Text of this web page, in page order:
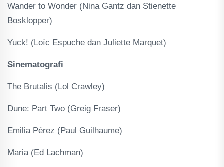
Wander to Wonder (Nina Gantz dan Stienette
Bosklopper)
Yuck! (Loïc Espuche dan Juliette Marquet)
Sinematografi
The Brutalis (Lol Crawley)
Dune: Part Two (Greig Fraser)
Emilia Pérez (Paul Guilhaume)
Maria (Ed Lachman)